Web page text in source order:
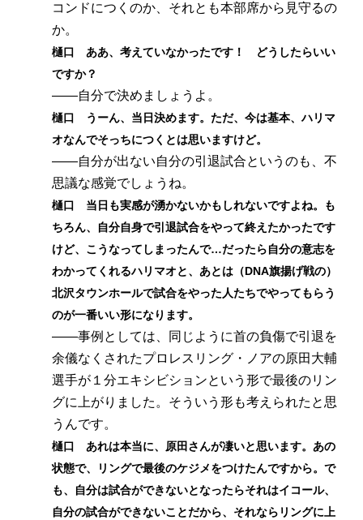
コンドにつくのか、それとも本部席から見守るの
か。
樋口 ああ、考えていなかったです！ どうしたらいい
ですか？
――自分で決めましょうよ。
樋口 うーん、当日決めます。ただ、今は基本、ハリマ
オなんでそっちにつくとは思いますけど。
――自分が出ない自分の引退試合というのも、不
思議な感覚でしょうね。
樋口 当日も実感が湧かないかもしれないですよね。も
ちろん、自分自身で引退試合をやって終えたかったです
けど、こうなってしまったんで…だったら自分の意志を
わかってくれるハリマオと、あとは（DNA旗揚げ戦の）
北沢タウンホールで試合をやった人たちでやってもらう
のが一番いい形になります。
――事例としては、同じように首の負傷で引退を
余儀なくされたプロレスリング・ノアの原田大輔
選手が１分エキシビションという形で最後のリン
グに上がりました。そういう形も考えられたと思
うんです。
樋口 あれは本当に、原田さんが凄いと思います。あの
状態で、リングで最後のケジメをつけたんですから。で
も、自分は試合ができないとなったらそれはイコール、
自分の試合ができないことだから、それならリングに上